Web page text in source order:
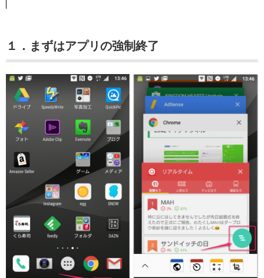
１．まずはアプリの強制終了